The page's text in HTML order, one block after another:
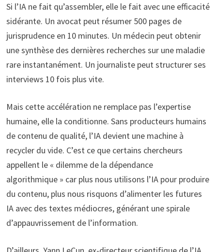
Si l’IA ne fait qu’assembler, elle le fait avec une efficacité
sidérante. Un avocat peut résumer 500 pages de
jurisprudence en 10 minutes. Un médecin peut obtenir
une synthèse des dernières recherches sur une maladie
rare instantanément. Un journaliste peut structurer ses
interviews 10 fois plus vite.
Mais cette accélération ne remplace pas l’expertise
humaine, elle la conditionne. Sans producteurs humains
de contenu de qualité, l’IA devient une machine à
recycler du vide. C’est ce que certains chercheurs
appellent le « dilemme de la dépendance
algorithmique » car plus nous utilisons l’IA pour produire
du contenu, plus nous risquons d’alimenter les futures
IA avec des textes médiocres, générant une spirale
d’appauvrissement de l’information.